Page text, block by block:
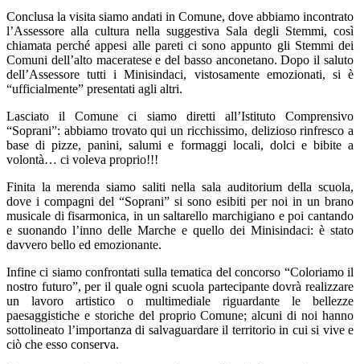
Conclusa la visita siamo andati in Comune, dove abbiamo incontrato
l’Assessore alla cultura nella suggestiva Sala degli Stemmi, così
chiamata perché appesi alle pareti ci sono appunto gli Stemmi dei
Comuni dell’alto maceratese e del basso anconetano. Dopo il saluto
dell’Assessore tutti i Minisindaci, vistosamente emozionati, si è
“ufficialmente” presentati agli altri.
Lasciato il Comune ci siamo diretti all’Istituto Comprensivo
“Soprani”: abbiamo trovato qui un ricchissimo, delizioso rinfresco a
base di pizze, panini, salumi e formaggi locali, dolci e bibite a
volontà… ci voleva proprio!!!
Finita la merenda siamo saliti nella sala auditorium della scuola,
dove i compagni del “Soprani” si sono esibiti per noi in un brano
musicale di fisarmonica, in un saltarello marchigiano e poi cantando
e suonando l’inno delle Marche e quello dei Minisindaci: è stato
davvero bello ed emozionante.
Infine ci siamo confrontati sulla tematica del concorso “Coloriamo il
nostro futuro”, per il quale ogni scuola partecipante dovrà realizzare
un lavoro artistico o multimediale riguardante le bellezze
paesaggistiche e storiche del proprio Comune; alcuni di noi hanno
sottolineato l’importanza di salvaguardare il territorio in cui si vive e
ciò che esso conserva.